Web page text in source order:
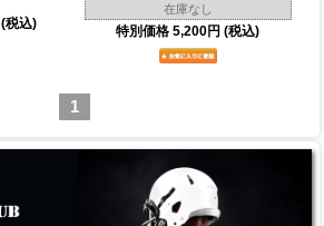
(税込)
在庫なし
特別価格 5,200円 (税込)
1